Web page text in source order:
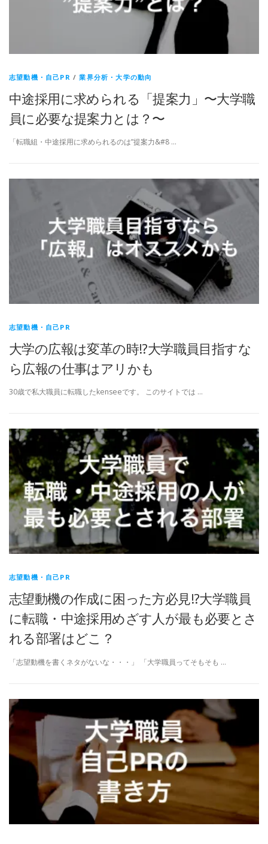
志望動機・自己PR /業界分析・大学の動向
中途採用に求められる「提案力」〜大学職
員に必要な提案力とは？〜
「転職組・中途採用に求められるのは”提案力&#8 …
志望動機・自己PR
大学の広報は変革の時!?大学職員目指すな
ら広報の仕事はアリかも
30歳で私大職員に転職したkenseeです。 このサイトでは …
志望動機・自己PR
志望動機の作成に困った方必見!?大学職員
に転職・中途採用めざす人が最も必要とさ
れる部署はどこ？
「志望動機を書くネタがないな・・・」 「大学職員ってそもそも …